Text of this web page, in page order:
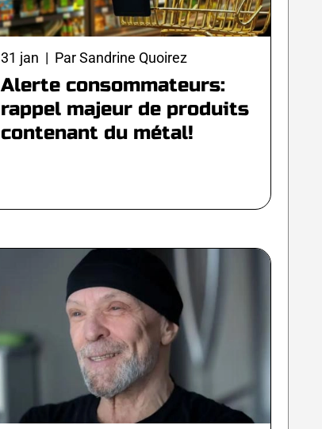
31 jan | Par Sandrine Quoirez
Alerte consommateurs:
rappel majeur de produits
contenant du métal!